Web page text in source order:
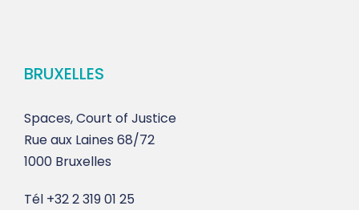
BRUXELLES
Spaces, Court of Justice
Rue aux Laines 68/72
1000 Bruxelles
Tél +32 2 319 01 25